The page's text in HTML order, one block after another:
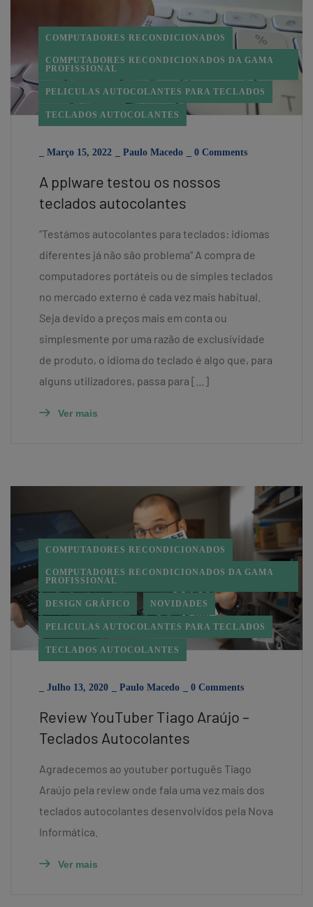
COMPUTADORES RECONDICIONADOS
COMPUTADORES RECONDICIONADOS DA GAMA
PROFISSIONAL
PELICULAS AUTOCOLANTES PARA TECLADOS
TECLADOS AUTOCOLANTES
Março 15, 2022 Paulo Macedo 0 Comments
A pplware testou os nossos
teclados autocolantes
“Testámos autocolantes para teclados: idiomas
diferentes já não são problema“ A compra de
computadores portáteis ou de simples teclados
no mercado externo é cada vez mais habitual.
Seja devido a preços mais em conta ou
simplesmente por uma razão de exclusividade
de produto, o idioma do teclado é algo que, para
alguns utilizadores, passa para […]
Ver mais
COMPUTADORES RECONDICIONADOS
COMPUTADORES RECONDICIONADOS DA GAMA
PROFISSIONAL
DESIGN GRÁFICO NOVIDADES
PELICULAS AUTOCOLANTES PARA TECLADOS
TECLADOS AUTOCOLANTES
Julho 13, 2020 Paulo Macedo 0 Comments
Review YouTuber Tiago Araújo –
Teclados Autocolantes
Agradecemos ao youtuber português Tiago
Araújo pela review onde fala uma vez mais dos
teclados autocolantes desenvolvidos pela Nova
Informática.
Ver mais